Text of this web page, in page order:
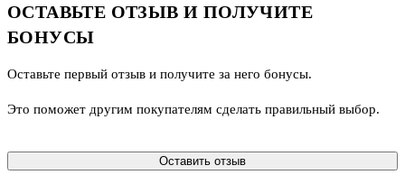
ОСТАВЬТЕ ОТЗЫВ И ПОЛУЧИТЕ
БОНУСЫ
Оставьте первый отзыв и получите за него бонусы.
Это поможет другим покупателям сделать правильный выбор.
Оставить отзыв